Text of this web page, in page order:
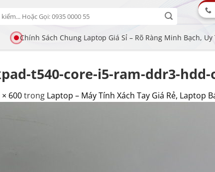
Chính Sách Chung Laptop Giá Sỉ – Rõ Ràng Minh Bạch,
t540-core-i5-ram-ddr3-hdd-
600trong Laptop – Máy Tính Xách Tay Giá Rẻ, Laptop